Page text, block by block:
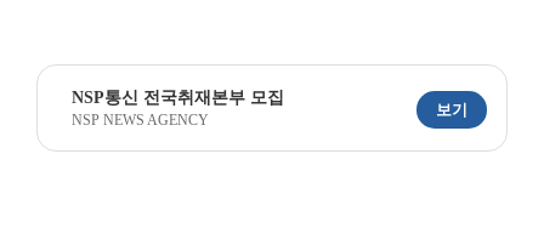
NSP통신 전국취재본부 모집
NSP NEWS AGENCY
보기